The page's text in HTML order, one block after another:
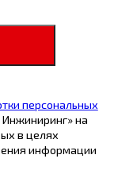
персональных
на
в целях
информации